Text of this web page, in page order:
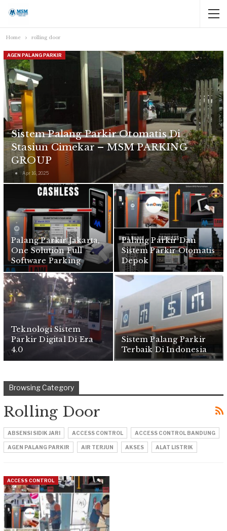
Home rolling door
AGEN PALANG PARKIR
Sistem Palang Parkir Otomatis Di
Stasiun Cimekar – MSM PARKING
GROUP
Apr 16, 2025
Palang Parkir Jakarta,
One Solution Full
Software Parking
Palang Parkir Dan
Sistem Parkir Otomatis
Depok
Teknologi Sistem
Parkir Digital Di Era
4.0
Sistem Palang Parkir
Terbaik Di Indonesia
Browsing Category
Rolling Door
ABSENSI SIDIK JARI ACCESS CONTROL ACCESS CONTROL BANDUNG
AGEN PALANG PARKIR AIR TERJUN AKSES ALAT LISTRIK
ACCESS CONTROL